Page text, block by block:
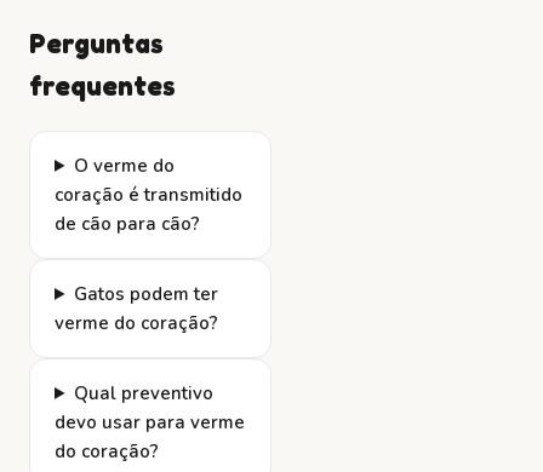
Perguntas
frequentes
O verme do
coração é transmitido
de cão para cão?
Gatos podem ter
verme do coração?
Qual preventivo
devo usar para verme
do coração?